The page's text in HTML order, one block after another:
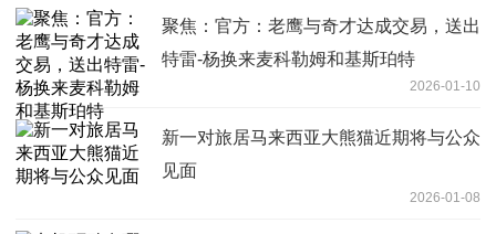
聚焦：官方：老鹰与奇才达成交易，送出
特雷-杨换来麦科勒姆和基斯珀特
2026-01-10
新一对旅居马来西亚大熊猫近期将与公众
见面
2026-01-08